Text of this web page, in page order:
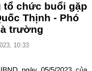
tổ chức buổi gặp
Thịnh - Phó
trường
10:33